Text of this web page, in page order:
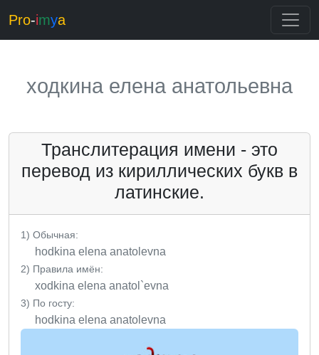
Pro-imya
ходкина елена анатольевна
Транслитерация имени - это
перевод из кириллических букв в
латинские.
1) Обычная:
hodkina elena anatolevna
2) Правила имён:
хodkina elena anatol`evna
3) По госту:
hodkina elena anatolevna